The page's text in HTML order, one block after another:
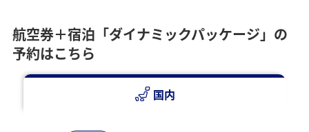
航空券＋宿泊「ダイナミックパッケージ」の
予約はこちら
国内